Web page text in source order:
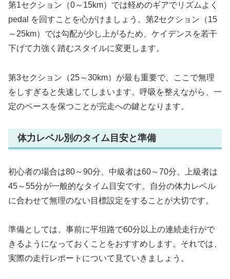
第1セクション（0～15km）では軽めのギアでリズムよく
pedal を回すことを心がけましょう。第2セクション（15
～25km）では勾配が少し上がるため、ケイデンスを若干
下げて力強く踏むスタイルに変更します。
第3セクション（25～30km）が最も重要で、ここで無理
をしすぎると失速してしまいます。呼吸を整えながら、一
定のペースを保つことが完走への鍵となります。
体力レベル別のタイム目安と準備
初心者の場合は80～90分、中級者は60～70分、上級者は
45～55分が一般的なタイム目安です。自分の体力レベル
に合わせて無理のない目標設定をすることが大切です。
準備としては、事前に平坦路で60分以上の連続走行がで
きるようになっておくことをおすすめします。それでは、
実際の走行レポートについて見ていきましょう。